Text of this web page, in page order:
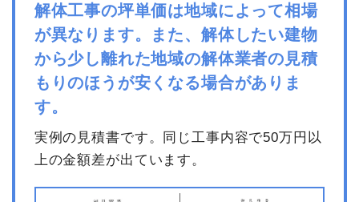
解体工事の坪単価は地域によって相場
が異なります。また、解体したい建物
から少し離れた地域の解体業者の見積
もりのほうが安くなる場合がありま
す。
実例の見積書です。同じ工事内容で50万円以
上の金額差が出ています。